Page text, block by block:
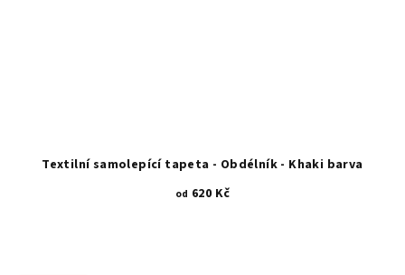
Textilní samolepící tapeta - Obdélník - Khaki barva
od 620 Kč